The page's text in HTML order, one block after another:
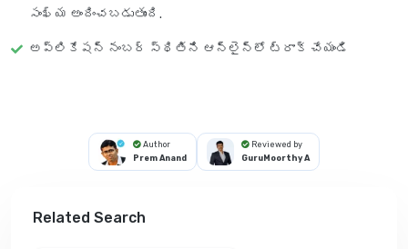
సంఖ్య అందించబడుతుంది.
అప్లికేషన్ నంబర్ స్థితిని ఆన్‌లైన్‌లో ట్రాక్ చేయండి
Author
Prem Anand
Reviewed by
GuruMoorthy A
Related Search